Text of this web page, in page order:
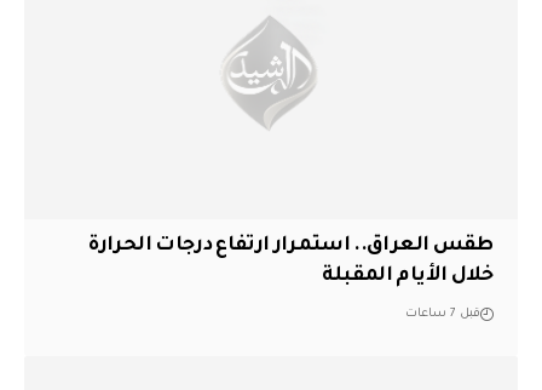
طقس العراق.. استمرار ارتفاع درجات الحرارة
خلال الأيام المقبلة
قبل 7 ساعات